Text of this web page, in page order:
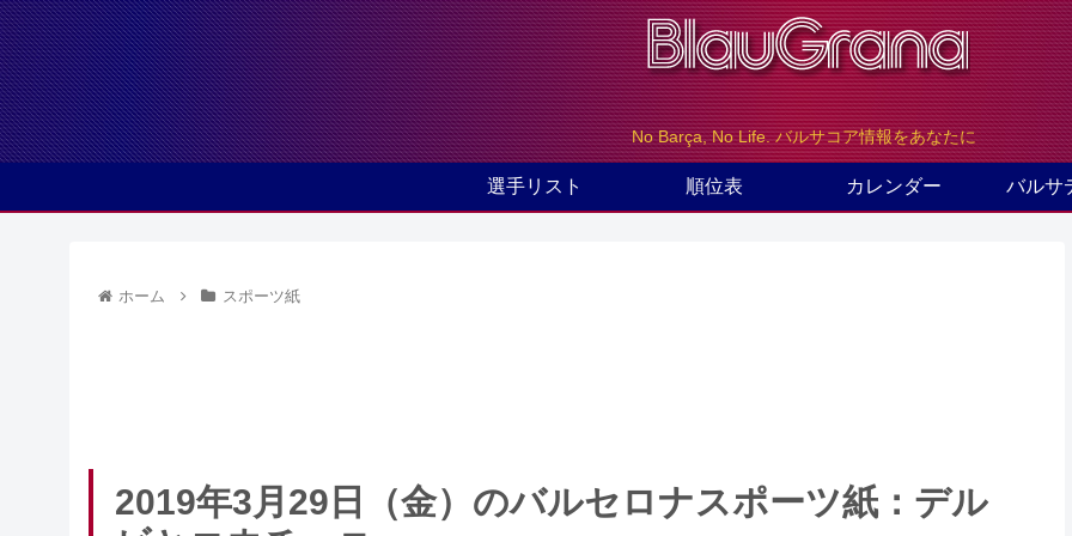
No Barça, No Life. バルサコア情報をあなたに
選手リスト 順位表 カレンダー バルサ
ホーム スポーツ紙
2019年3月29日（金）のバルセロナスポーツ紙：デル